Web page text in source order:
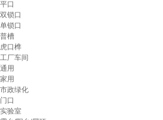
平口
双锁口
单锁口
普槽
虎口榫
工厂车间
通用
家用
市政绿化
门口
实验室